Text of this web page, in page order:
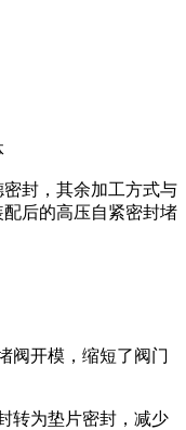
封，其余加工方式与
后的高压自紧密封堵
阀开模，缩短了阀门
转为垫片密封，减少